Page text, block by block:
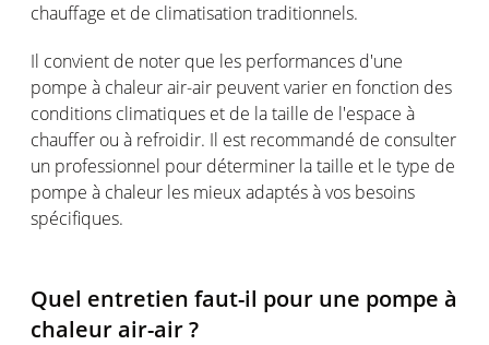
chauffage et de climatisation traditionnels.
Il convient de noter que les performances d'une
pompe à chaleur air-air peuvent varier en fonction des
conditions climatiques et de la taille de l'espace à
chauffer ou à refroidir. Il est recommandé de consulter
un professionnel pour déterminer la taille et le type de
pompe à chaleur les mieux adaptés à vos besoins
spécifiques.
Quel entretien faut-il pour une pompe à
chaleur air-air ?